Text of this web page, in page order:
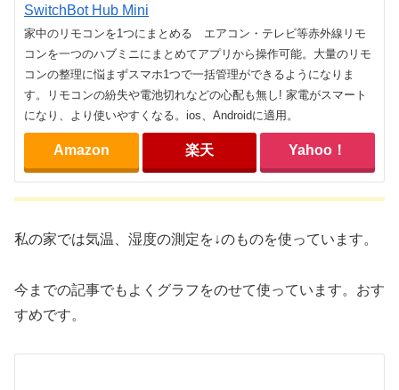
SwitchBot Hub Mini
家中のリモコンを1つにまとめる エアコン・テレビ等赤外線リモ
コンを一つのハブミニにまとめてアプリから操作可能。大量のリモ
コンの整理に悩まずスマホ1つで一括管理ができるようになりま
す。リモコンの紛失や電池切れなどの心配も無し! 家電がスマート
になり、より使いやすくなる。ios、Androidに適用。
Amazon 楽天 Yahoo！
私の家では気温、湿度の測定を↓のものを使っています。
今までの記事でもよくグラフをのせて使っています。おす
すめです。